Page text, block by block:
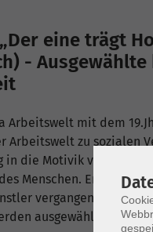
eine trägt
-
Arbeitswelt mit dem
Arbeitswelt zu sozialen
in die Motivik von
Menschen.
vergangener
ausgewählte